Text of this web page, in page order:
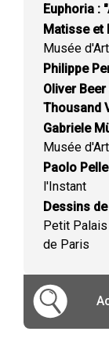
Euphoria :
Matisse et
Musée
Philippe
Oliver
Thousand
Gabriele
Musée
Paolo
l'Instant
Dessins
Petit
de Paris